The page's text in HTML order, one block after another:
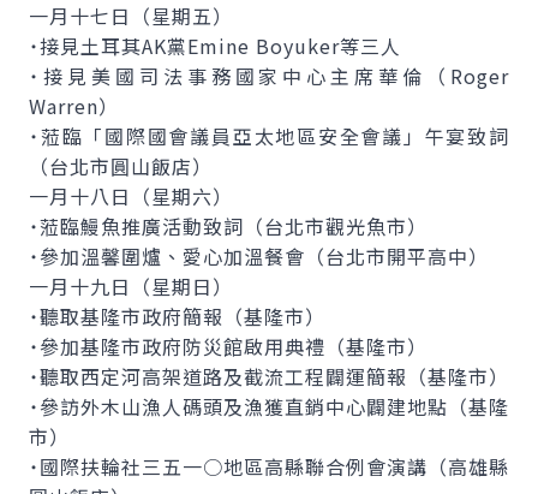
一月十七日（星期五）
˙接見土耳其AK黨Emine Boyuker等三人
˙接見美國司法事務國家中心主席華倫（ Roger
Warren）
˙蒞臨「國際國會議員亞太地區安全會議」午宴致詞
（台北市圓山飯店）
一月十八日（星期六）
˙蒞臨鰻魚推廣活動致詞（台北市觀光魚市）
˙參加溫馨圍爐、愛心加溫餐會（台北市開平高中）
一月十九日（星期日）
˙聽取基隆市政府簡報（基隆市）
˙參加基隆市政府防災館啟用典禮（基隆市）
˙聽取西定河高架道路及截流工程闢運簡報（基隆市）
˙參訪外木山漁人碼頭及漁獲直銷中心闢建地點（基隆
市）
˙國際扶輪社三五一○地區高縣聯合例會演講（高雄縣